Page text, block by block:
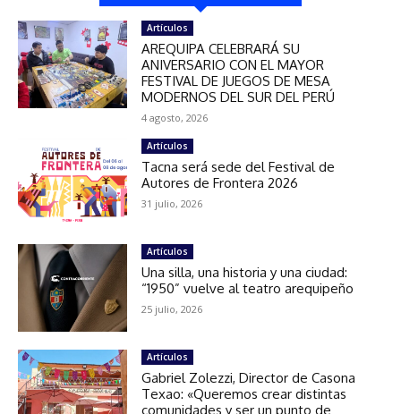
Artículos
AREQUIPA CELEBRARÁ SU
ANIVERSARIO CON EL MAYOR
FESTIVAL DE JUEGOS DE MESA
MODERNOS DEL SUR DEL PERÚ
4 agosto, 2026
Artículos
Tacna será sede del Festival de
Autores de Frontera 2026
31 julio, 2026
Artículos
Una silla, una historia y una ciudad:
“1950” vuelve al teatro arequipeño
25 julio, 2026
Artículos
Gabriel Zolezzi, Director de Casona
Texao: «Queremos crear distintas
comunidades y ser un punto de